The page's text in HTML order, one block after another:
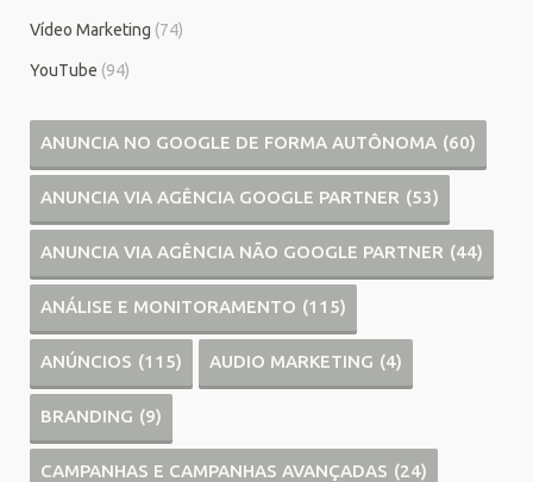
Vídeo Marketing (74)
YouTube (94)
ANUNCIA NO GOOGLE DE FORMA AUTÔNOMA (60)
ANUNCIA VIA AGÊNCIA GOOGLE PARTNER (53)
ANUNCIA VIA AGÊNCIA NÃO GOOGLE PARTNER (44)
ANÁLISE E MONITORAMENTO (115)
ANÚNCIOS (115) AUDIO MARKETING (4)
BRANDING (9)
CAMPANHAS E CAMPANHAS AVANÇADAS (24)